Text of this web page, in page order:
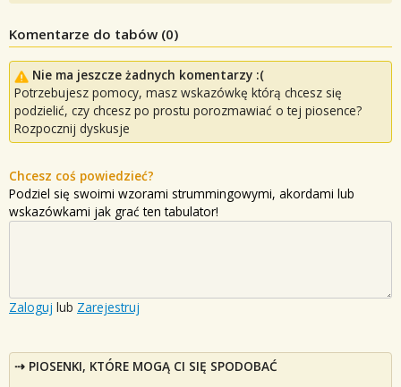
Komentarze do tabów (0)
Nie ma jeszcze żadnych komentarzy :(
Potrzebujesz pomocy, masz wskazówkę którą chcesz się
podzielić, czy chcesz po prostu porozmawiać o tej piosence?
Rozpocznij dyskusje
Chcesz coś powiedzieć?
Podziel się swoimi wzorami strummingowymi, akordami lub
wskazówkami jak grać ten tabulator!
Zaloguj lub Zarejestruj
PIOSENKI, KTÓRE MOGĄ CI SIĘ SPODOBAĆ